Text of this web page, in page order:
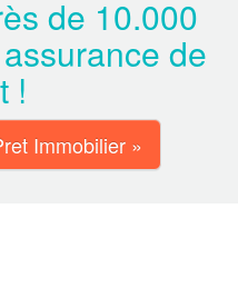
de 10.000
de
!
Immobilier »